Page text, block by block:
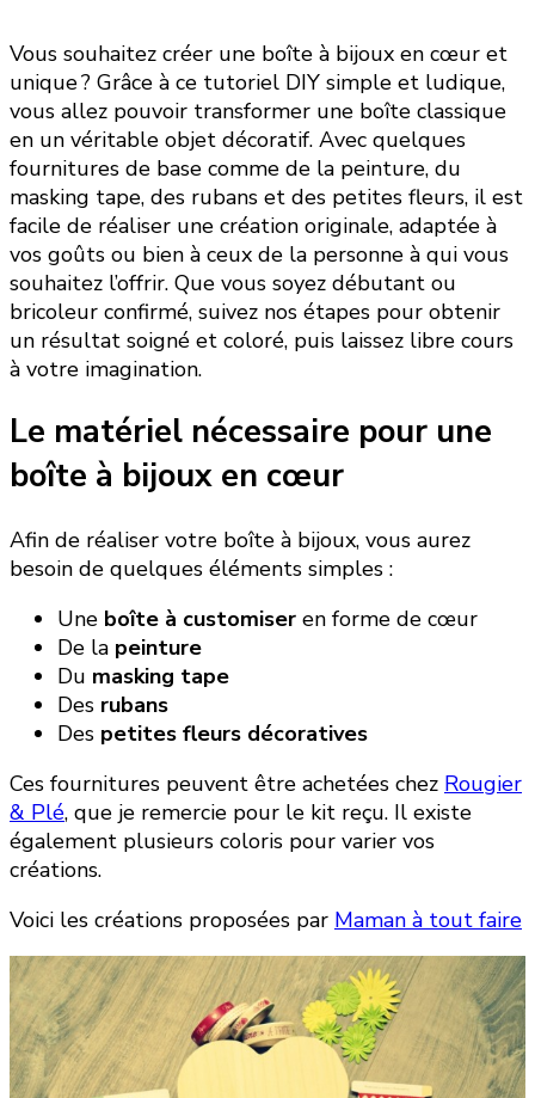
Vous souhaitez créer une boîte à bijoux en cœur et
unique ? Grâce à ce tutoriel DIY simple et ludique,
vous allez pouvoir transformer une boîte classique
en un véritable objet décoratif. Avec quelques
fournitures de base comme de la peinture, du
masking tape, des rubans et des petites fleurs, il est
facile de réaliser une création originale, adaptée à
vos goûts ou bien à ceux de la personne à qui vous
souhaitez l’offrir. Que vous soyez débutant ou
bricoleur confirmé, suivez nos étapes pour obtenir
un résultat soigné et coloré, puis laissez libre cours
à votre imagination.
Le matériel nécessaire pour une
boîte à bijoux en cœur
Afin de réaliser votre boîte à bijoux, vous aurez
besoin de quelques éléments simples :
Une boîte à customiser en forme de cœur
De la peinture
Du masking tape
Des rubans
Des petites fleurs décoratives
Ces fournitures peuvent être achetées chez Rougier
& Plé, que je remercie pour le kit reçu. Il existe
également plusieurs coloris pour varier vos
créations.
Voici les créations proposées par Maman à tout faire